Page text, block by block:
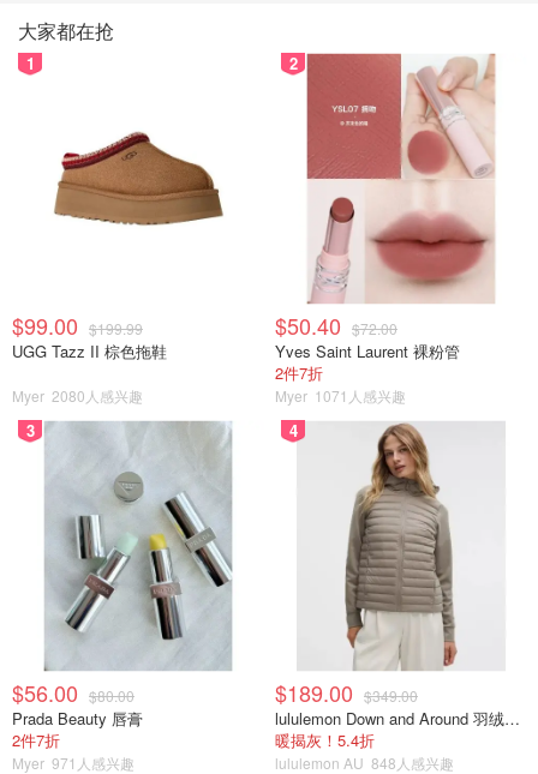
也可以啦！
3.卤制时用高汤更好，如果没有就普通热水吧～
4.我的卤锅提前卤了猪蹄，所以酱汁浑厚。卤汤越老越好
嘛，大家也可以试试家里存一小锅卤汁～
5.这个配方卤藕片、豆制品非常好吃，大家也可以试一试～
下面是之前用这个方子卤的鸭脖与藕片，简单方便，味道很
正宗，诚心推荐大家尝试一下！
大家都在抢
1
$99.00 $199.99
UGG Tazz II 棕色拖鞋
Myer 2080人感兴趣
2
$50.40 $72.00
Yves Saint Laurent 裸粉管
2件7折
Myer 1071人感兴趣
3
$56.00 $80.00
Prada Beauty 唇膏
2件7折
Myer 971人感兴趣
4
$189.00 $349.00
lululemon Down and Around 羽绒夹克
暖揭灰！5.4折
lululemon AU 848人感兴趣